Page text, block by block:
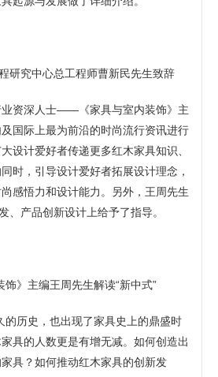
研究中心总工程师曹新民先生致辞
资深人士——《家具与室内装饰》主
国际上最为前沿的时尚流行资讯进行
设计爱好者传递更多红木家具知识、
时，引导设计爱好者拓展设计理念，
感悟力和设计能力。另外，王周先生
、产品创新设计上给予了指导。
饰》主编王周先生解读“新中式”
历史，也出现了家具史上的鼎盛时
具的人数更是有增无减。如何创造出
具？如何推动红木家具的创新发